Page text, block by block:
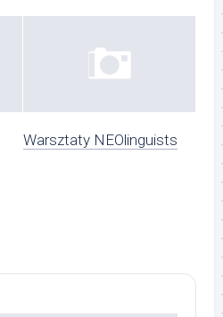
Warsztaty NEOlinguists